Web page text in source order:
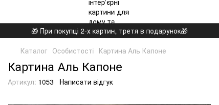
🎁 При покупці 2-х картин, третя в подарунок🎁
Каталог Особистості Картина Аль Капоне
Картина Аль Капоне
Артикул: 1053 Написати відгук